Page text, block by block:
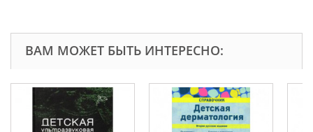
ВАМ МОЖЕТ БЫТЬ ИНТЕРЕСНО: